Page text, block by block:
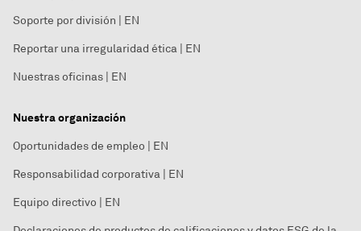
Soporte por división | EN
Reportar una irregularidad ética | EN
Nuestras oficinas | EN
Nuestra organización
Oportunidades de empleo | EN
Responsabilidad corporativa | EN
Equipo directivo | EN